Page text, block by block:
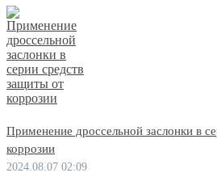
Применение дроссельной заслонки в
коррозии
2024.08.07 02:09